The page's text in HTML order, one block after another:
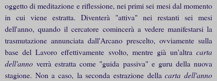
oggetto di meditazione e riflessione, nei primi sei mesi dal momento
in cui viene estratta. Diventerà "attiva" nei restanti sei mesi
dell'anno, quando il cercatore comincerà a vedere manifestarsi la
trasmutazione annunciata dall'Arcano prescelto, ovviamente sulla
base del Lavoro effettivamente svolto, mentre già un'altra carta
dell'anno verrà estratta come "guida passiva" e guru della nuova
stagione. Non a caso, la seconda estrazione dellacarta dell'anno